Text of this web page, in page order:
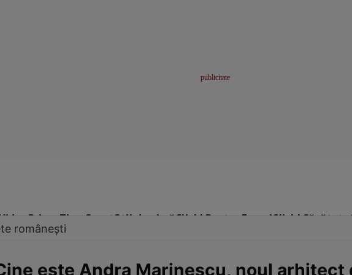
Prime Time SportStil de viațăClick! Pentru FemeiClick! Sănătate
românești
este Andra Marinescu, noul arhitect